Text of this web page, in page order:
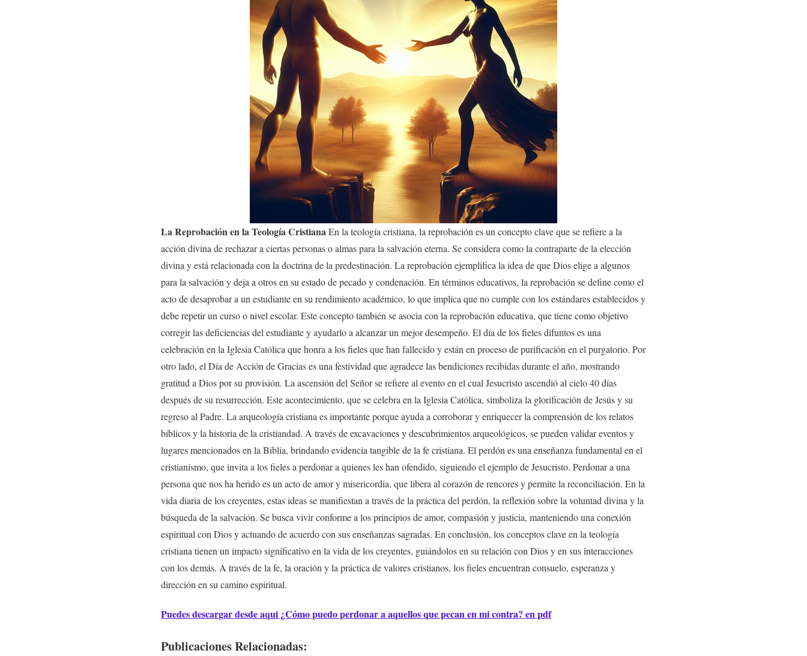
La Reprobación en la Teología CristianaEn la teología cristiana, la reprobación es un concepto clave que se refiere a la
acción divina de rechazar a ciertas personas o almas para la salvación eterna. Se considera como la contraparte de la elección
divina y está relacionada con la doctrina de la predestinación. La reprobación ejemplifica la idea de que Dios elige a algunos
para la salvación y deja a otros en su estado de pecado y condenación. En términos educativos, la reprobación se define como el
acto de desaprobar a un estudiante en su rendimiento académico, lo que implica que no cumple con los estándares establecidos y
debe repetir un curso o nivel escolar. Este concepto también se asocia con la reprobación educativa, que tiene como objetivo
corregir las deficiencias del estudiante y ayudarlo a alcanzar un mejor desempeño. El día de los fieles difuntos es una
celebración en la Iglesia Católica que honra a los fieles que han fallecido y están en proceso de purificación en el purgatorio. Por
otro lado, el Día de Acción de Gracias es una festividad que agradece las bendiciones recibidas durante el año, mostrando
gratitud a Dios por su provisión. La ascensión del Señor se refiere al evento en el cual Jesucristo ascendió al cielo 40 días
después de su resurrección. Este acontecimiento, que se celebra en la Iglesia Católica, simboliza la glorificación de Jesús y su
regreso al Padre. La arqueología cristiana es importante porque ayuda a corroborar y enriquecer la comprensión de los relatos
bíblicos y la historia de la cristiandad. A través de excavaciones y descubrimientos arqueológicos, se pueden validar eventos y
lugares mencionados en la Biblia, brindando evidencia tangible de la fe cristiana. El perdón es una enseñanza fundamental en el
cristianismo, que invita a los fieles a perdonar a quienes les han ofendido, siguiendo el ejemplo de Jesucristo. Perdonar a una
persona que nos ha herido es un acto de amor y misericordia, que libera al corazón de rencores y permite la reconciliación. En la
vida diaria de los creyentes, estas ideas se manifiestan a través de la práctica del perdón, la reflexión sobre la voluntad divina y la
búsqueda de la salvación. Se busca vivir conforme a los principios de amor, compasión y justicia, manteniendo una conexión
espiritual con Dios y actuando de acuerdo con sus enseñanzas sagradas. En conclusión, los conceptos clave en la teología
cristiana tienen un impacto significativo en la vida de los creyentes, guiándolos en su relación con Dios y en sus interacciones
con los demás. A través de la fe, la oración y la práctica de valores cristianos, los fieles encuentran consuelo, esperanza y
dirección en su camino espiritual.
Puedes descargar desde aqui ¿Cómo puedo perdonar a aquellos que pecan en mi contra? en pdf
Publicaciones Relacionadas: